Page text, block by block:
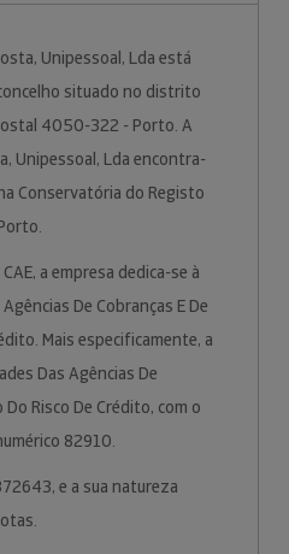
Unipessoal, Lda está
situado no distrito
4050-322 - Porto. A
Unipessoal, Lda encontra-
Conservatória do Registo
a empresa dedica-se à
De Cobranças E De
Mais especificamente, a
Das Agências De
Do Risco De Crédito, com o
82910.
e a sua natureza